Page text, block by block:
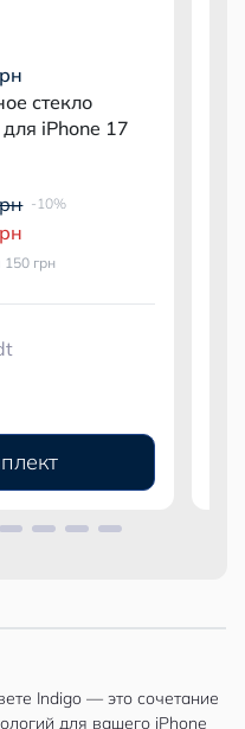
стекло
iPhone 17
-10%
грн
Indigo — это сочетание
для вашего iPhone